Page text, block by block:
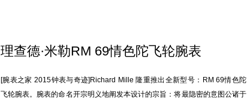
理查德·米勒RM 69情色陀飞轮腕表
[腕表之家 2015钟表与奇迹]Richard Mille 隆重推出全新型号：RM 69情色陀
飞轮腕表。腕表的命名开宗明义地阐发本设计的宗旨：将最隐密的意图公诸于